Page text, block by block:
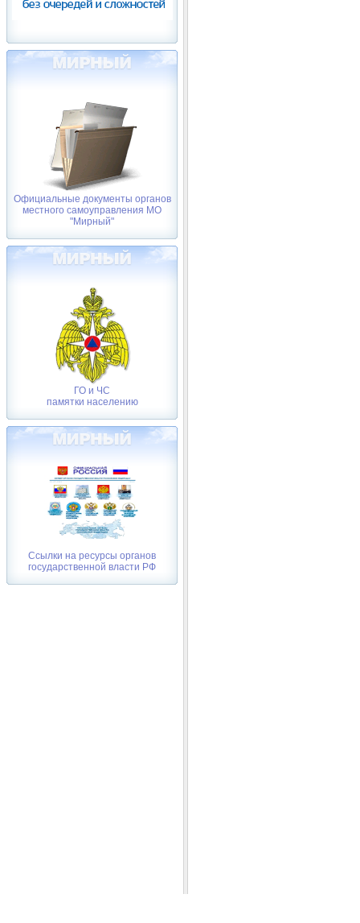
Официальные документы органов
местного самоуправления МО
"Мирный"
ГО и ЧС
памятки населению
Ссылки на ресурсы органов
государственной власти РФ